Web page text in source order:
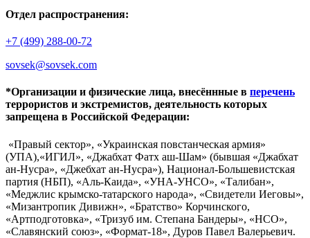
Отдел распространения:
+7 (499) 288-00-72
sovsek@sovsek.com
*Организации и физические лица, внесённные в перечень
террористов и экстремистов, деятельность которых
запрещена в Российской Федерации:
«Правый сектор», «Украинская повстанческая армия»
(УПА),«ИГИЛ», «Джабхат Фатх аш-Шам» (бывшая «Джабхат
ан-Нусра», «Джебхат ан-Нусра»), Национал-Большевистская
партия (НБП), «Аль-Каида», «УНА-УНСО», «Талибан»,
«Меджлис крымско-татарского народа», «Свидетели Иеговы»,
«Мизантропик Дивижн», «Братство» Корчинского,
«Артподготовка», «Тризуб им. Степана Бандеры», «НСО»,
«Славянский союз», «Формат-18», Дуров Павел Валерьевич.